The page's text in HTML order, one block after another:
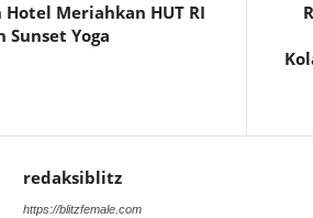
Hotel Meriahkan HUT RI
Sunset Yoga
redaksiblitz
https://blitzfemale.com